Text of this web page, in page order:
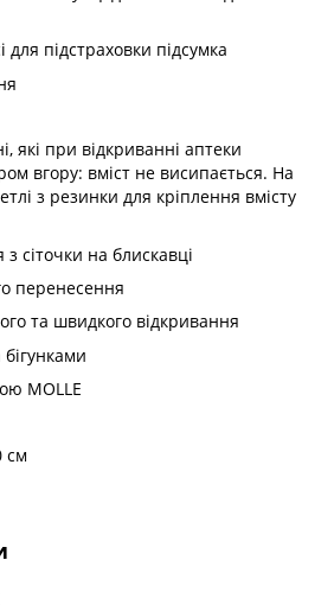
для підстраховки підсумка
які при відкриванні аптеки
вгору: вміст не висипається. На
з резинки для кріплення вмісту
сіточки на блискавці
перенесення
та швидкого відкривання
MOLLE
см